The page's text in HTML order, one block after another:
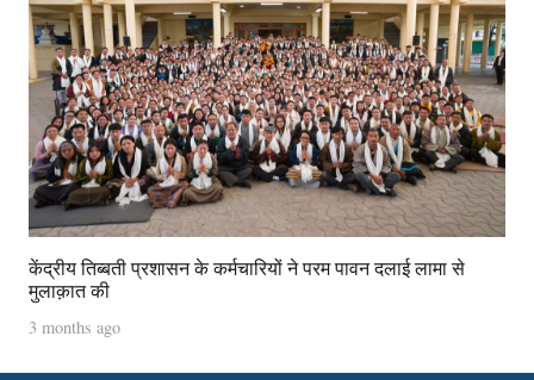
केंद्रीय तिब्बती प्रशासन के कर्मचारियों ने परम पावन दलाई लामा से
मुलाक़ात की
3 months ago